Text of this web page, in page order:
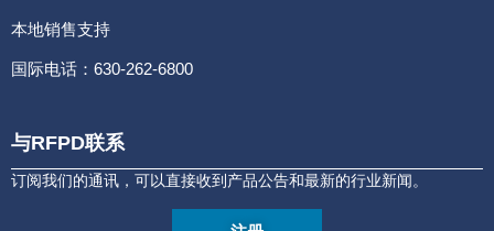
本地销售支持
国际电话：630-262-6800
与RFPD联系
订阅我们的通讯，可以直接收到产品公告和最新的行业新闻。